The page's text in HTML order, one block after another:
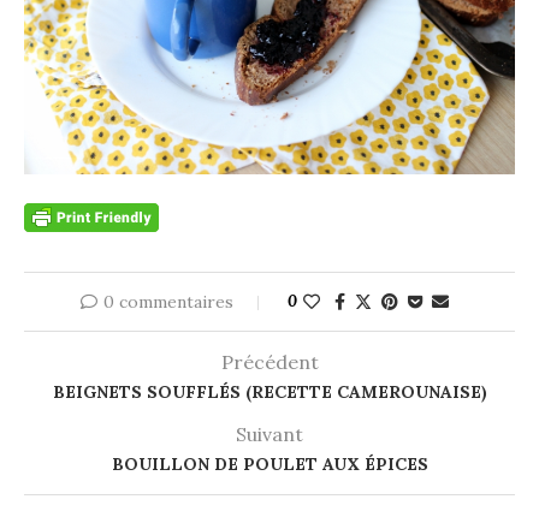
0 commentaires 0
Précédent
BEIGNETS SOUFFLÉS (RECETTE CAMEROUNAISE)
Suivant
BOUILLON DE POULET AUX ÉPICES